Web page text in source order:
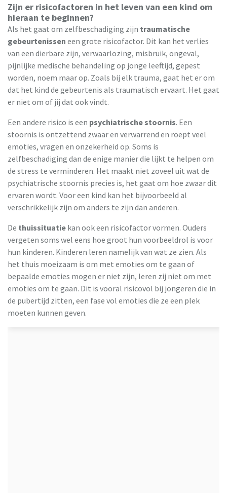
Zijn er risicofactoren in het leven van een kind om
hieraan te beginnen?
Als het gaat om zelfbeschadiging zijn traumatische
gebeurtenissen een grote risicofactor. Dit kan het verlies
van een dierbare zijn, verwaarlozing, misbruik, ongeval,
pijnlijke medische behandeling op jonge leeftijd, gepest
worden, noem maar op. Zoals bij elk trauma, gaat het er om
dat het kind de gebeurtenis als traumatisch ervaart. Het gaat
er niet om of jij dat ook vindt.
Een andere risico is een psychiatrische stoornis. Een
stoornis is ontzettend zwaar en verwarrend en roept veel
emoties, vragen en onzekerheid op. Soms is
zelfbeschadiging dan de enige manier die lijkt te helpen om
de stress te verminderen. Het maakt niet zoveel uit wat de
psychiatrische stoornis precies is, het gaat om hoe zwaar dit
ervaren wordt. Voor een kind kan het bijvoorbeeld al
verschrikkelijk zijn om anders te zijn dan anderen.
De thuissituatie kan ook een risicofactor vormen. Ouders
vergeten soms wel eens hoe groot hun voorbeeldrol is voor
hun kinderen. Kinderen leren namelijk van wat ze zien. Als
het thuis moeizaam is om met emoties om te gaan of
bepaalde emoties mogen er niet zijn, leren zij niet om met
emoties om te gaan. Dit is vooral risicovol bij jongeren die in
de pubertijd zitten, een fase vol emoties die ze een plek
moeten kunnen geven.